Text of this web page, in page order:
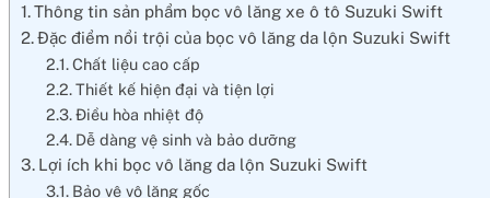
Thông tin sản phẩm bọc vô lăng xe ô tô Suzuki Swift
Đặc điểm nổi trội của bọc vô lăng da lộn Suzuki Swift
Chất liệu cao cấp
Thiết kế hiện đại và tiện lợi
Điều hòa nhiệt độ
Dễ dàng vệ sinh và bảo dưỡng
Lợi ích khi bọc vô lăng da lộn Suzuki Swift
Bảo vệ vô lăng gốc